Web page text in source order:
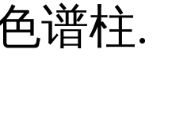
谱柱.